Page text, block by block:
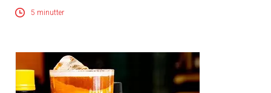
5 minutter